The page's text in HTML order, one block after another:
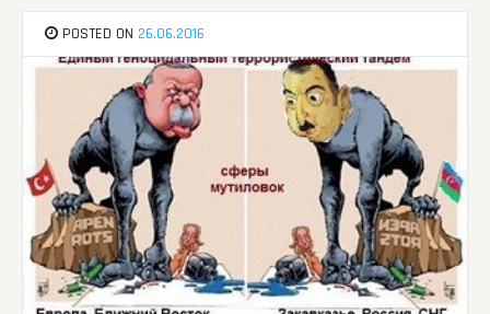
POSTED ON 26.06.2016